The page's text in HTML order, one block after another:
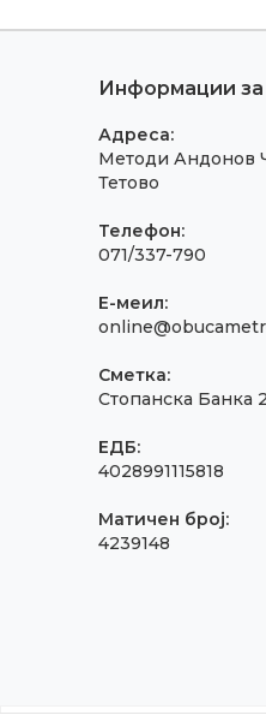
Информации за
Адреса:
Методи Андонов
Тетово
Телефон:
071/337-790
E-меил:
Сметка:
Стопанска Банка
ЕДБ:
4028991115818
Матичен број:
4239148